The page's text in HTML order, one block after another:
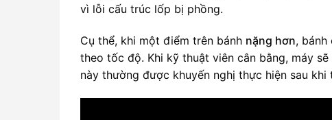
vì lỗi cấu trúc lốp bị phồng.
Cụ thể, khi một điểm trên bánh nặng hơn,
theo tốc độ. Khi kỹ thuật viên cân bằng, máy
này thường được khuyến nghị thực hiện sau